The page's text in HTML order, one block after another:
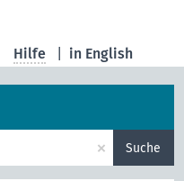
in English
Hilfe
× Suche